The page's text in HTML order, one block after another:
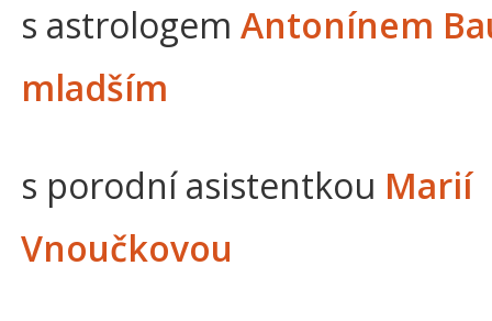
s astrologem Antonínem
mladším
s porodní asistentkou Marií
Vnoučkovou